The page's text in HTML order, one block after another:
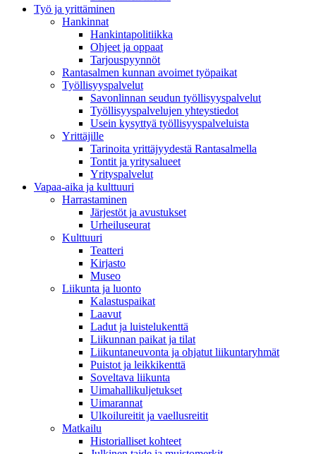
Työ ja yrittäminen
Hankinnat
Hankintapolitiikka
Ohjeet ja oppaat
Tarjouspyynnöt
Rantasalmen kunnan avoimet työpaikat
Työllisyyspalvelut
Savonlinnan seudun työllisyyspalvelut
Työllisyyspalvelujen yhteystiedot
Usein kysyttyä työllisyyspalveluista
Yrittäjille
Tarinoita yrittäjyydestä Rantasalmella
Tontit ja yritysalueet
Yrityspalvelut
Vapaa-aika ja kulttuuri
Harrastaminen
Järjestöt ja avustukset
Urheiluseurat
Kulttuuri
Teatteri
Kirjasto
Museo
Liikunta ja luonto
Kalastuspaikat
Laavut
Ladut ja luistelukenttä
Liikunnan paikat ja tilat
Liikuntaneuvonta ja ohjatut liikuntaryhmät
Puistot ja leikkikenttä
Soveltava liikunta
Uimahallikuljetukset
Uimarannat
Ulkoilureitit ja vaellusreitit
Matkailu
Historialliset kohteet